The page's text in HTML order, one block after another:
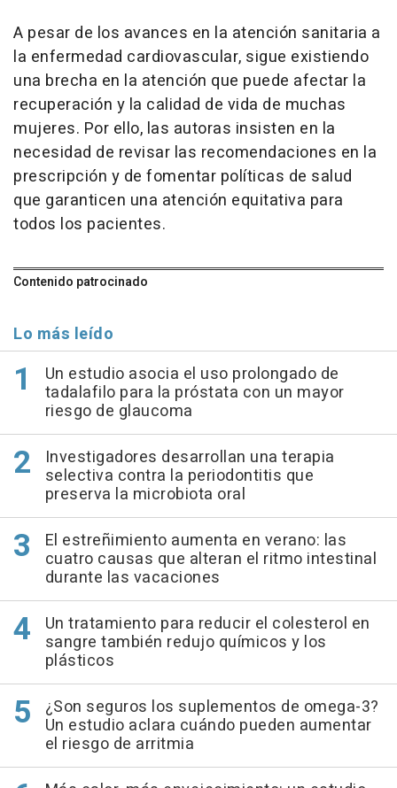
A pesar de los avances en la atención sanitaria a
la enfermedad cardiovascular, sigue existiendo
una brecha en la atención que puede afectar la
recuperación y la calidad de vida de muchas
mujeres. Por ello, las autoras insisten en la
necesidad de revisar las recomendaciones en la
prescripción y de fomentar políticas de salud
que garanticen una atención equitativa para
todos los pacientes.
Contenido patrocinado
Lo más leído
Un estudio asocia el uso prolongado de
tadalafilo para la próstata con un mayor
riesgo de glaucoma
Investigadores desarrollan una terapia
selectiva contra la periodontitis que
preserva la microbiota oral
El estreñimiento aumenta en verano: las
cuatro causas que alteran el ritmo intestinal
durante las vacaciones
Un tratamiento para reducir el colesterol en
sangre también redujo químicos y los
plásticos
¿Son seguros los suplementos de omega-3?
Un estudio aclara cuándo pueden aumentar
el riesgo de arritmia